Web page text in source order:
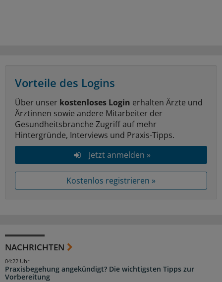
Vorteile des Logins
Über unser kostenloses Login erhalten Ärzte und
Ärztinnen sowie andere Mitarbeiter der
Gesundheitsbranche Zugriff auf mehr
Hintergründe, Interviews und Praxis-Tipps.
Jetzt anmelden »
Kostenlos registrieren »
NACHRICHTEN
Praxisbegehung angekündigt? Die wichtigsten Tipps zur
Vorbereitung
04:22 Uhr